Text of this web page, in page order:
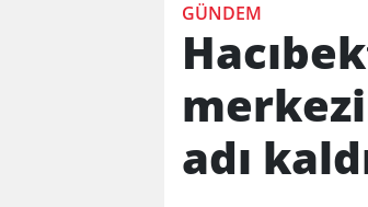
GÜNDEM
adı